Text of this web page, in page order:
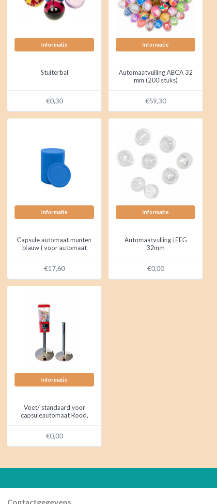
Informatie
Stuiterbal
€0,30
Informatie
Automaatvulling ABCA 32
mm (200 stuks)
€59,30
Informatie
Capsule automaat munten
blauw ( voor automaat
rood)
€17,60
Informatie
Automaatvulling LEEG
32mm
€0,00
Informatie
Voet/ standaard voor
capsuleautomaat Rood,
€0,00
Contactgegevens